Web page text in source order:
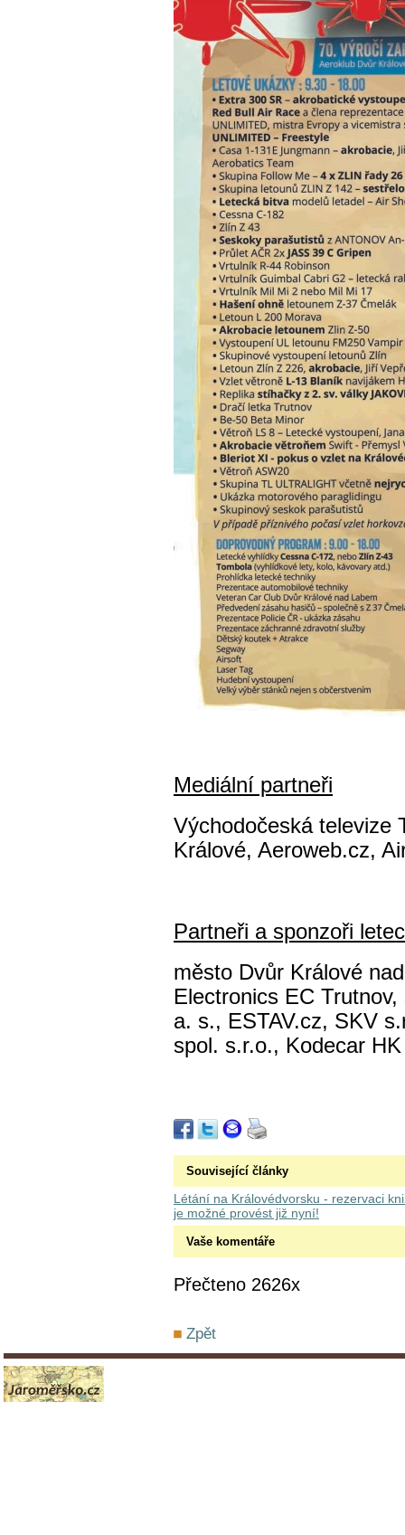
Mediální partneři
Východočeská televize
Králové, Aeroweb.cz,
Partneři a sponzoři
město Dvůr Králové
Electronics EC
a. s., ESTAV.cz, SKV
spol. s.r.o., Kodecar
Související články
Létání na Královédvorsku - rezervaci
je možné provést již nyní!
Vaše komentáře
Přečteno 2626x
Zpět